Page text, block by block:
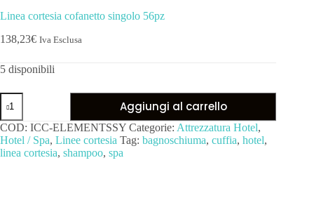
Linea cortesia cofanetto singolo 56pz
138,23€ Iva Esclusa
5 disponibili
Aggiungi al carrello
COD: ICC-ELEMENTSSY Categorie: Attrezzatura Hotel,
Hotel / Spa, Linee cortesia Tag: bagnoschiuma, cuffia, hotel,
linea cortesia, shampoo, spa